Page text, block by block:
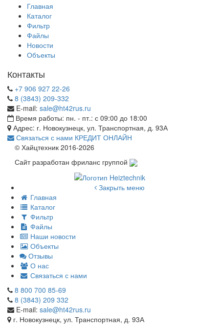
Главная
Каталог
Фильтр
Файлы
Новости
Объекты
Контакты
+7 906 927 22-26
8 (3843) 209-332
E-mail: sale@ht42rus.ru
Время работы: пн. - пт.: с 09:00 до 18:00
Адрес: г. Новокузнецк, ул. Транспортная, д. 93А
Связаться с нами КРЕДИТ ОНЛАЙН
© Хайцтехник 2016-2026
Сайт разработан фриланс группой
Закрыть меню
Главная
Каталог
Фильтр
Файлы
Наши новости
Объекты
Отзывы
О нас
Связаться с нами
8 800 700 85-69
8 (3843) 209 332
E-mail: sale@ht42rus.ru
г. Новокузнецк, ул. Транспортная, д. 93А